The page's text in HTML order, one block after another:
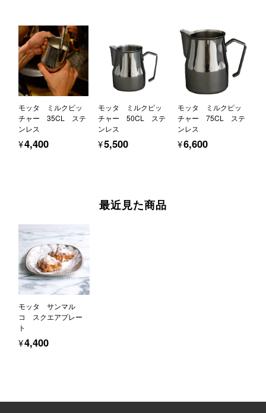
モッタ ミルクピッ
チャー 35CL ステ
ンレス
¥4,400
モッタ ミルクピッ
チャー 50CL ステ
ンレス
¥5,500
モッタ ミルクピッ
チャー 75CL ステ
ンレス
¥6,600
最近見た商品
モッタ サンマル
コ スクエアプレー
ト
¥4,400